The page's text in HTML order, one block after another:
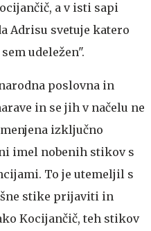
a v isti sapi
Adrisu svetuje katero
udeležen".
poslovna in
in se jih v načelu ne
izključno
imel nobenih stikov s
To je utemeljil s
stike prijaviti in
Kocijančič, teh stikov